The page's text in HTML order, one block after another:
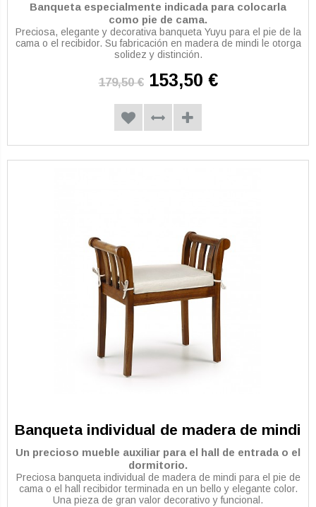
Banqueta especialmente indicada para colocarla
como pie de cama.
Preciosa, elegante y decorativa banqueta Yuyu para el pie de la
cama o el recibidor. Su fabricación en madera de mindi le otorga
solidez y distinción.
179,50 € 153,50 €
Banqueta individual de madera de mindi
Un precioso mueble auxiliar para el hall de entrada o el
dormitorio.
Preciosa banqueta individual de madera de mindi para el pie de
cama o el hall recibidor terminada en un bello y elegante color.
Una pieza de gran valor decorativo y funcional.